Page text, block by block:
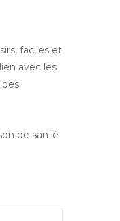
faciles et
avec les
de santé